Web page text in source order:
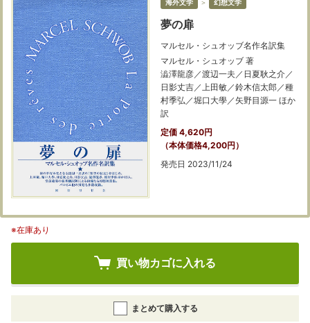
海外文学 ＞ 幻想文学
夢の扉
マルセル・シュオッブ名作名訳集
マルセル・シュオッブ 著
澁澤龍彦／渡辺一夫／日夏耿之介／
日影丈吉／上田敏／鈴木信太郎／種
村季弘／堀口大學／矢野目源一 ほか
訳
定価 4,620円
（本体価格4,200円）
発売日 2023/11/24
※在庫あり
買い物カゴに入れる
まとめて購入する